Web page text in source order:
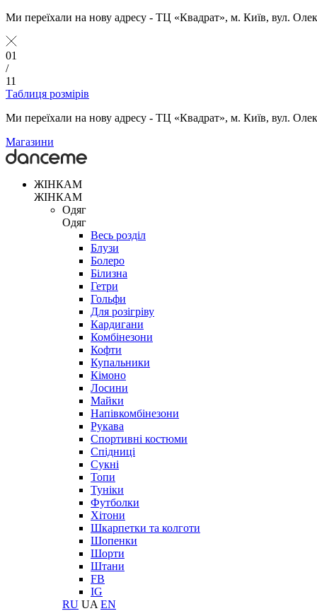
Ми переїхали на нову адресу - ТЦ «Квадрат», м. Київ, вул.
01
/
11
Таблиця розмірів
Ми переїхали на нову адресу - ТЦ «Квадрат», м. Київ, вул.
Магазини
ЖІНКАМ
ЖІНКАМ
Одяг
Одяг
Весь розділ
Блузи
Болеро
Білизна
Гетри
Гольфи
Для розігріву
Кардигани
Комбінезони
Кофти
Купальники
Кімоно
Лосини
Майки
Напівкомбінезони
Рукава
Спортивні костюми
Спідниці
Сукні
Топи
Туніки
Футболки
Хітони
Шкарпетки та колготи
Шопенки
Шорти
Штани
FB
IG
RU UA EN